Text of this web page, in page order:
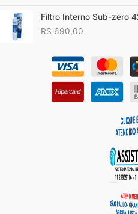
Filtro Interno Sub-zero
R$ 690,00